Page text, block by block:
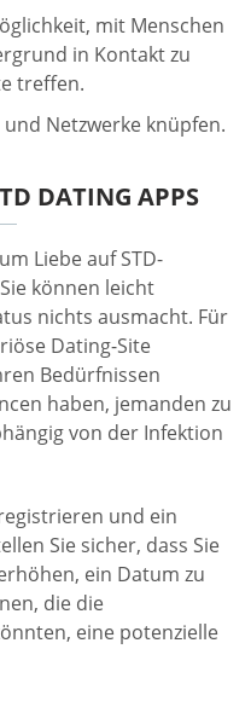
mit Menschen
in Kontakt zu
treffen.
Netzwerke knüpfen.
DATING APPS
Liebe auf STD-
können leicht
nichts ausmacht. Für
Dating-Site
Bedürfnissen
haben, jemanden zu
von der Infektion
und ein
Sie sicher, dass Sie
ein Datum zu
die die
eine potenzielle